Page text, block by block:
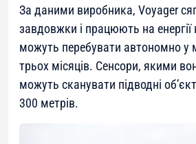
За даними виробника, Voyager
завдовжки і працюють на енергії
можуть перебувати автономно у
трьох місяців. Сенсори, якими
можуть сканувати підводні
300 метрів.